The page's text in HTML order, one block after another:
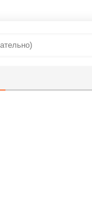
ТЕКСТА
СПОЙЛЕРА